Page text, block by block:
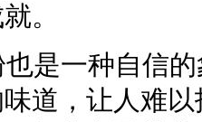
。
是一种自信
道，让人难